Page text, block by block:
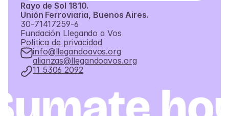
Rayo de Sol 1810.
Unión Ferroviaria, Buenos Aires.
30-71417259-6
Fundación Llegando a Vos
Política de privacidad
info@llegandoavos.org
alianzas@llegandoavos.org
11 5306 2092